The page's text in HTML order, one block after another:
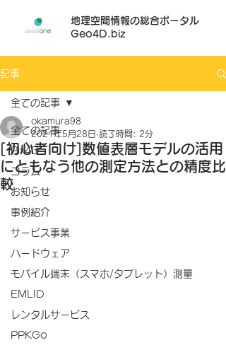
地理空間情報の総合ポータル
Geo4D.biz
記事
全ての記事
Pix4D
コラム
お知らせ
事例紹介
サービス事業
ハードウェア
モバイル端末（スマホ/タブレット）測量
EMLID
レンタルサービス
PPKGo
全ての記事
[初心者向け]数値表層モデルの活用
にともなう他の測定方法との精度比
較
okamura98
2021年5月28日 読了時間: 2分